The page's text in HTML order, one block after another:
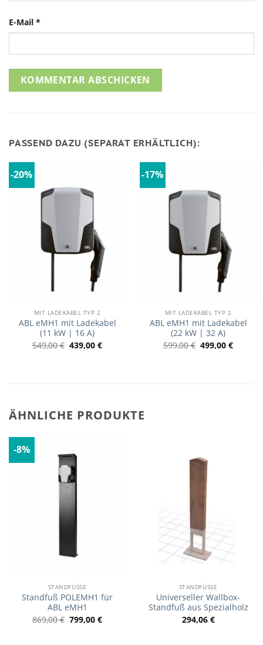
E-Mail *
PASSEND DAZU (SEPARAT ERHÄLTLICH):
-20%
MIT LADEKABEL TYP 2
ABL eMH1 mit Ladekabel
(11 kW | 16 A)
549,00€ 439,00€
-17%
MIT LADEKABEL TYP 2
ABL eMH1 mit Ladekabel
(22 kW | 32 A)
599,00€ 499,00€
ÄHNLICHE PRODUKTE
-8%
STANDFÜSSE
Standfuß POLEMH1 für
ABL eMH1
869,00€ 799,00€
STANDFÜSSE
Universeller Wallbox-
Standfuß aus Spezialholz
294,06 €